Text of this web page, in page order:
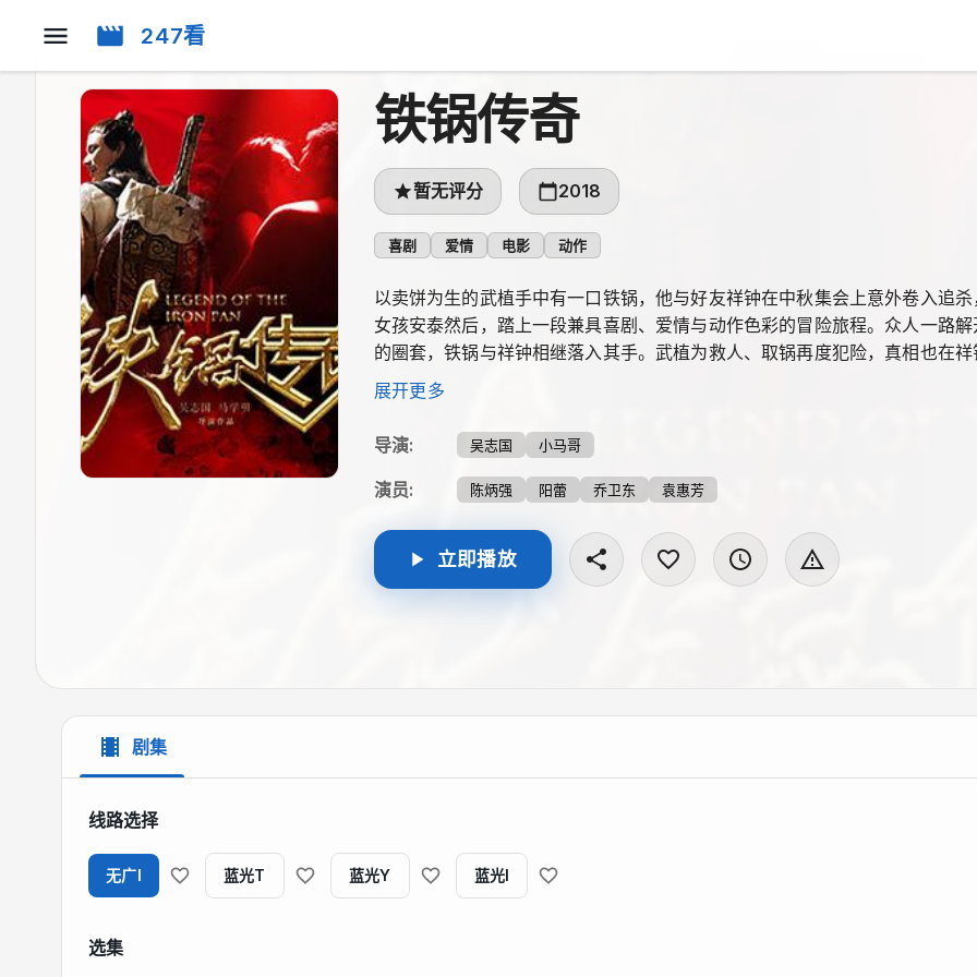
247看
铁锅传奇
暂无评分 2018
喜剧 爱情 电影 动作
以卖饼为生的武植手中有一口铁锅，他与好友祥钟在中秋集会上意外卷入追
女孩安泰然后，踏上一段兼具喜剧、爱情与动作色彩的冒险旅程。众人一路
的圈套，铁锅与祥钟相继落入其手。武植为救人、取锅再度犯险，真相也在
反转。
展开更多
导演: 吴志国 小马哥
演员: 陈炳强 阳蕾 乔卫东 袁惠芳
立即播放
剧集
线路选择
无广I 蓝光T 蓝光Y 蓝光I
选集